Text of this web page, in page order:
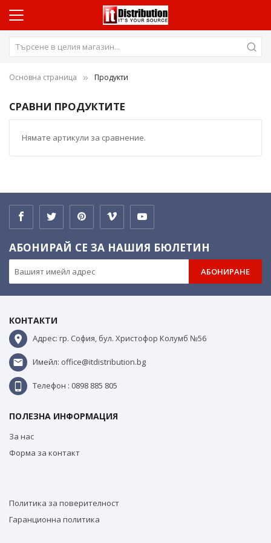
Основна страница Продукти
СРАВНИ ПРОДУКТИТЕ
Нямате артикули за сравнение.
АБОНИРАЙ СЕ ЗА НАШИЯ БЮЛЕТИН
АБОНИРАНЕ
КОНТАКТИ
Адрес: гр. София, бул. Христофор Колумб №56
Имейл: office@itdistribution.bg
Телефон : 0898 885 805
ПОЛЕЗНА ИНФОРМАЦИЯ
За нас
Форма за контакт
Политика за поверителност
Гаранционна политика